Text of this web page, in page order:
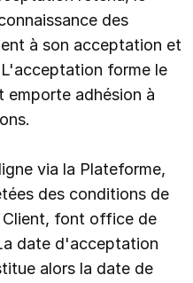
des
à son acceptation et
forme le
emporte adhésion à
via la Plateforme,
des conditions de
Client, font office de
date d'acceptation
alors la date de